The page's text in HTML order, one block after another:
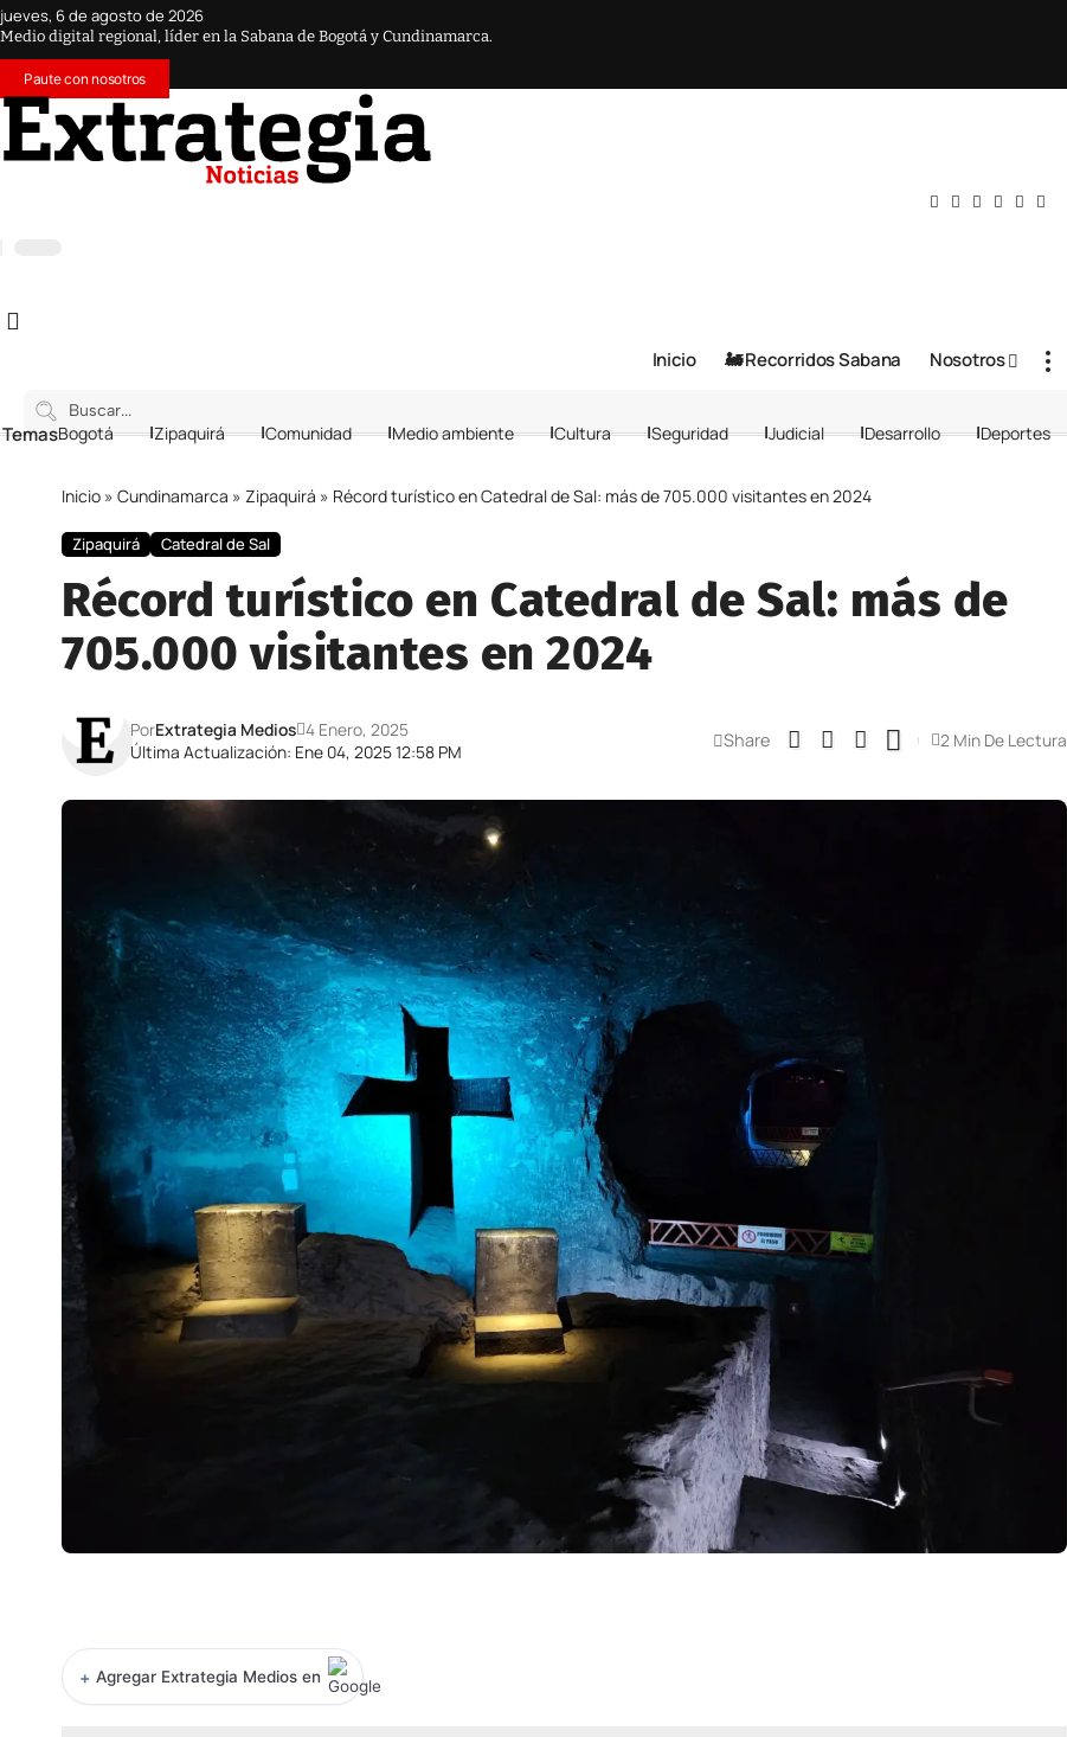
jueves, 6 de agosto de 2026
Medio digital regional, líder en la Sabana de Bogotá y Cundinamarca.
Paute con nosotros
Inicio 🚂 Recorridos Sabana Nosotros
Bogotá Zipaquirá Comunidad Medio ambiente Cultura Seguridad Judicial Desarrollo Deportes
Inicio » Cundinamarca » Zipaquirá » Récord turístico en Catedral de Sal: más de 705.000 visitantes en 2024
Zipaquirá Catedral de Sal
Récord turístico en Catedral de Sal: más de
705.000 visitantes en 2024
Última Actualización: Ene 04, 2025 12:58 PM
PorExtrategia Medios 4 Enero, 2025 Share 2 Min De Lectura
+ Agregar Extrategia Medios en